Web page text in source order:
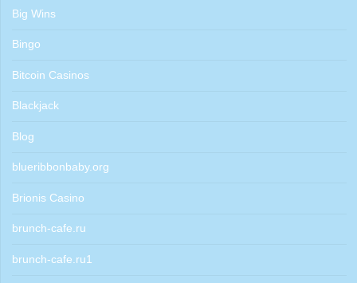
Big Wins
Bingo
Bitcoin Casinos
Blackjack
Blog
blueribbonbaby.org
Brionis Casino
brunch-cafe.ru
brunch-cafe.ru1